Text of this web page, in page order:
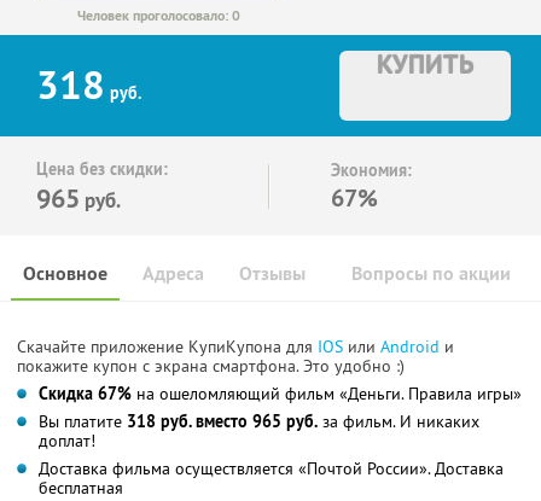
Человек проголосовало: 0
318 руб.
КУПИТЬ
Цена без скидки:
965 руб.
Экономия:
67%
Основное Отзывы Вопросы по акции
Адреса
Скачайте приложение КупиКупона для IOS или Android и
покажите купон с экрана смартфона. Это удобно :)
Скидка 67% на ошеломляющий фильм «Деньги. Правила игры»
Вы платите 318 руб. вместо 965 руб. за фильм. И никаких
доплат!
Доставка фильма осуществляется «Почтой России». Доставка
бесплатная